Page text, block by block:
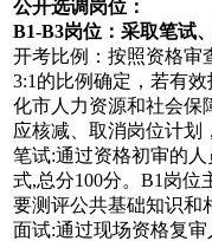
公开选调岗位：
B1-B3岗位： 采取笔试
开考比例：按照资格审
3:1的比例确定，若有
化市人力资源和社会保
应核减、取消岗位计划
笔试:通过资格初审的
式,总分100分。B1岗位
要测评公共基础知识和
面试:通过现场资格复